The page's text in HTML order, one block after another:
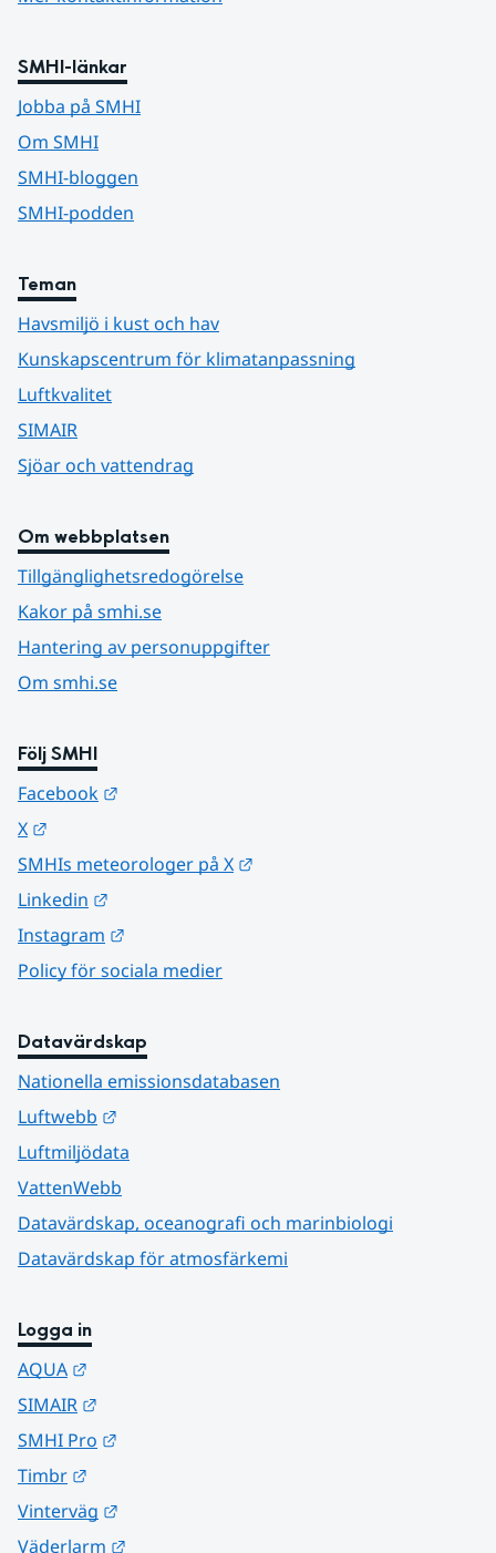
SMHI-länkar
Jobba på SMHI
Om SMHI
SMHI-bloggen
SMHI-podden
Teman
Havsmiljö i kust och hav
Kunskapscentrum för klimatanpassning
Luftkvalitet
SIMAIR
Sjöar och vattendrag
Om webbplatsen
Tillgänglighetsredogörelse
Kakor på smhi.se
Hantering av personuppgifter
Om smhi.se
Följ SMHI
Facebook
X
SMHIs meteorologer på X
Linkedin
Instagram
Policy för sociala medier
Datavärdskap
Nationella emissionsdatabasen
Luftwebb
Luftmiljödata
VattenWebb
Datavärdskap, oceanografi och marinbiologi
Datavärdskap för atmosfärkemi
Logga in
AQUA
SIMAIR
SMHI Pro
Timbr
Vinterväg
Väderlarm